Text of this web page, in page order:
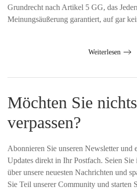
Grundrecht nach Artikel 5 GG, das
Meinungsäußerung garantiert, auf gar
Weiterlesen
Möchten Sie
verpassen?
Abonnieren Sie unseren Newsletter und
Updates direkt in Ihr Postfach. Seien
über unsere neuesten Nachrichten und
Sie Teil unserer Community und starten